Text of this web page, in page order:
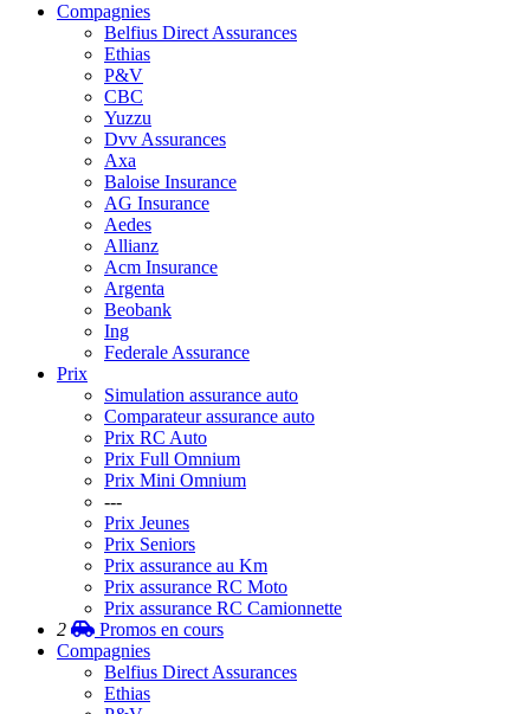
Compagnies
Belfius Direct Assurances
Ethias
P&V
CBC
Yuzzu
Dvv Assurances
Axa
Baloise Insurance
AG Insurance
Aedes
Allianz
Acm Insurance
Argenta
Beobank
Ing
Federale Assurance
Prix
Simulation assurance auto
Comparateur assurance auto
Prix RC Auto
Prix Full Omnium
Prix Mini Omnium
---
Prix Jeunes
Prix Seniors
Prix assurance au Km
Prix assurance RC Moto
Prix assurance RC Camionnette
2
Promos en cours
Compagnies
Belfius Direct Assurances
Ethias